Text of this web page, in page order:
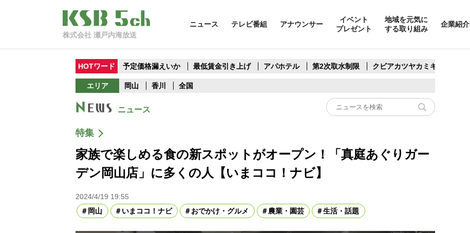
株式会社 瀬戸内海放送
ニュース テレビ番組 アナウンサー
イベント
プレゼント
地域を元気に
する取り組み
企業紹介
HOTワード 予定価格漏えいか 最低賃金引き上げ アパホテル 第2次取水制限 クビアカツヤカミキリ
エリア 岡山 香川 全国
ニュース
特集
家族で楽しめる食の新スポットがオープン！「真庭あぐりガー
デン岡山店」に多くの人【いまココ！ナビ】
2024/4/19 19:55
岡山
いまココ！ナビ おでかけ・グルメ 農業・園芸 生活・話題